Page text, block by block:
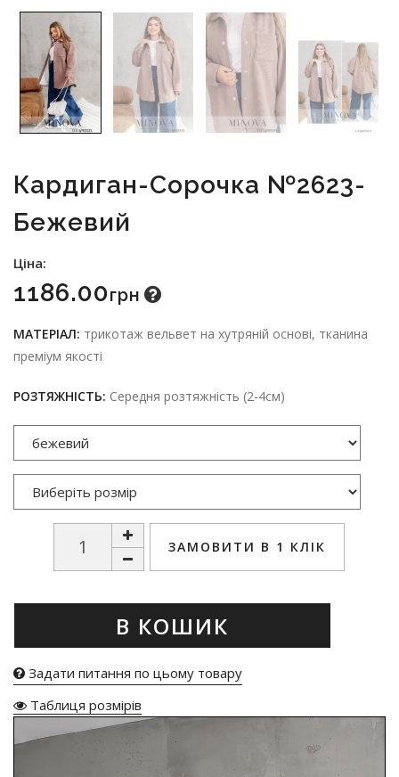
Кардиган-Сорочка №2623-
Бежевий
Ціна:
1186.00Грн
МАТЕРІАЛ: трикотаж вельвет на хутряній основі, тканина
преміум якості
РОЗТЯЖНІСТЬ: Середня розтяжність (2-4см)
ЗАМОВИТИ В 1 КЛІК
В КОШИК
Задати питання по цьому товару
Таблиця розмірів